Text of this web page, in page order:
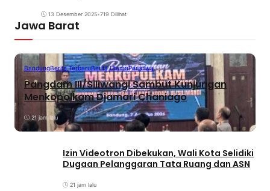
13 Desember 2025•719 Dilihat
Jawa Barat
BandungBerita TerbaruBerita UtamaPeristiwa
Pangdam III/Siliwangi Sambut Kunjungan
Menkopolkam Djamari Chaniago
21 jam lalu
Izin Videotron Dibekukan, Wali Kota Selidiki
Dugaan Pelanggaran Tata Ruang dan ASN
21 jam lalu